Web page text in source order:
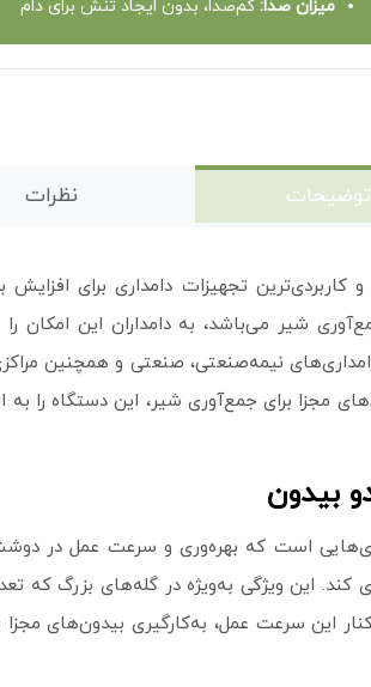
میزان صدا: کم‌صدا، بدون ایجاد تنش برای دام
توضیحات نظرات
کاربردی‌ترین تجهیزات دامداری برای
شیر می‌باشد، به دامداران این امکان
نیمه‌صنعتی، صنعتی و همچنین
برای جمع‌آوری شیر، این دستگاه را به
بیدون
است که بهره‌وری و سرعت عمل در
این ویژگی به‌ویژه در گله‌های بزرگ که
این سرعت عمل، به‌کارگیری بیدون‌های